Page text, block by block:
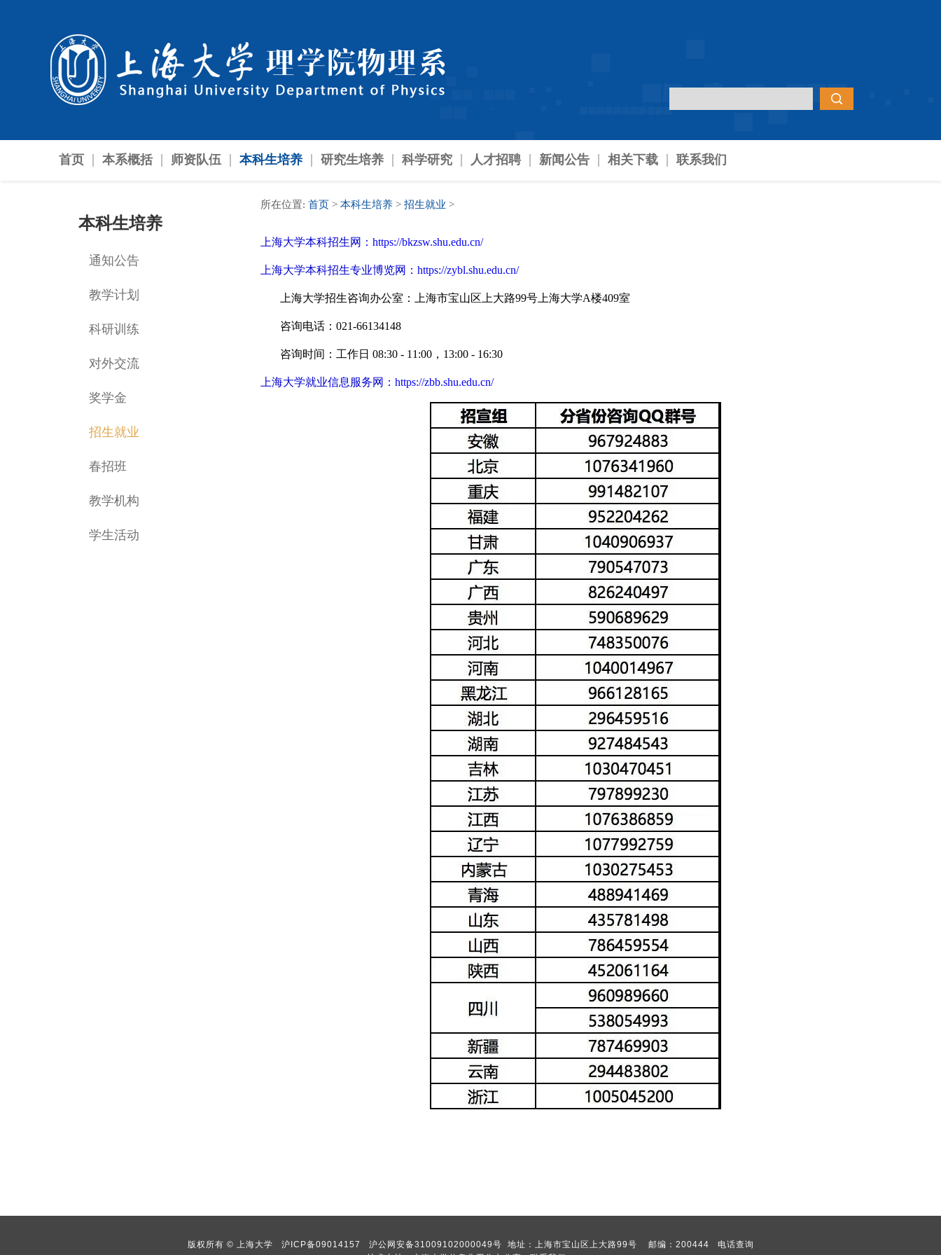
首页 本系概括 师资队伍 本科生培养 研究生培养 科学研究 人才招聘 新闻公告 相关下载 联系我们
本科生培养
通知公告
教学计划
科研训练
对外交流
奖学金
招生就业
春招班
教学机构
学生活动
所在位置: 首页 > 本科生培养 > 招生就业 >
上海大学本科招生网： https://bkzsw.shu.edu.cn/
上海大学本科招生专业博览网： https://zybl.shu.edu.cn/
上海大学招生咨询办公室：上海市宝山区上大路99号上海大学A楼409室
咨询电话 ：021-66134148
咨询时间：工作日 08:30 - 11:00，13:00 - 16:30
上海大学就业信息服务网： https://zbb.shu.edu.cn/
版权所有 © 上海大学 沪ICP备09014157 沪公网安备31009102000049号 地址：上海市宝山区上大路99号 邮编：200444
电话查询